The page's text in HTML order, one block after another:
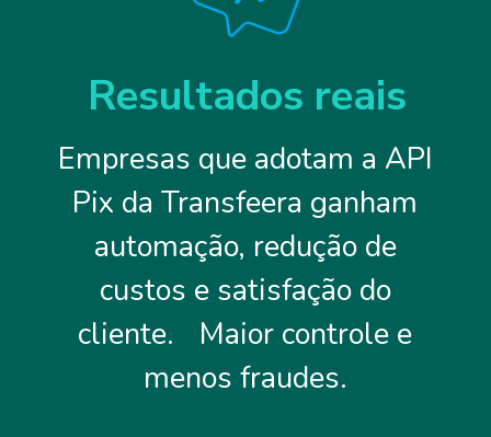
Empresas que adotam a API
Pix da Transfeera ganham
automação, redução de
custos e satisfação do
cliente. Maior controle e
menos fraudes.
Resultados reais